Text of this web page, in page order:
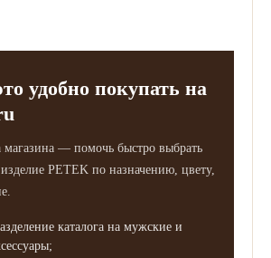
удобно покупать на
магазина — помочь быстро выбрать
PETEK по назначению, цвету,
каталога на мужские и